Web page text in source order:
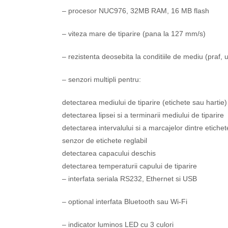
– procesor NUC976, 32MB RAM, 16 MB flash
– viteza mare de tiparire (pana la 127 mm/s)
– rezistenta deosebita la conditiile de mediu (praf,
– senzori multipli pentru:
detectarea mediului de tiparire (etichete sau hartie)
detectarea lipsei si a terminarii mediului de tiparire
detectarea intervalului si a marcajelor dintre
senzor de etichete reglabil
detectarea capacului deschis
detectarea temperaturii capului de tiparire
– interfata seriala RS232, Ethernet si USB
– optional interfata Bluetooth sau Wi-Fi
– indicator luminos LED cu 3 culori